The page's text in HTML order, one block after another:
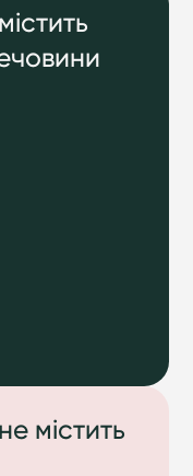
містить